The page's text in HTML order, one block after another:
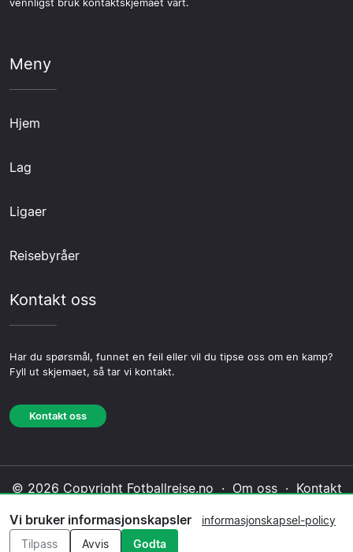
vennligst bruk kontaktskjemaet vårt.
Meny
Hjem
Lag
Ligaer
Reisebyråer
Kontakt oss
Har du spørsmål, funnet en feil eller vil du tipse oss om en kamp?
Fyll ut skjemaet, så tar vi kontakt.
Kontakt oss
© 2026 Copyright Fotballreise.no · Om oss· Kontakt
policy·Redaksjonell policy
Vi bruker informasjonskapsler
informasjonskapsel-policy
Tilpass
Avvis Godta